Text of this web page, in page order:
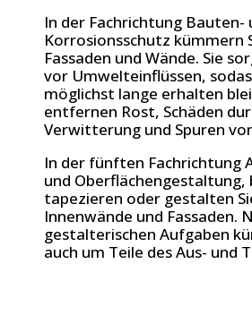
In der Fachrichtung Bauten-
Korrosionsschutz kümmern
Fassaden und Wände. Sie
vor Umwelteinflüssen,
möglichst lange erhalten
entfernen Rost, Schäden
Verwitterung und Spuren
In der fünften Fachrichtung
und Oberflächengestaltung,
tapezieren oder gestalten
Innenwände und Fassaden.
gestalterischen Aufgaben
auch um Teile des Aus- und